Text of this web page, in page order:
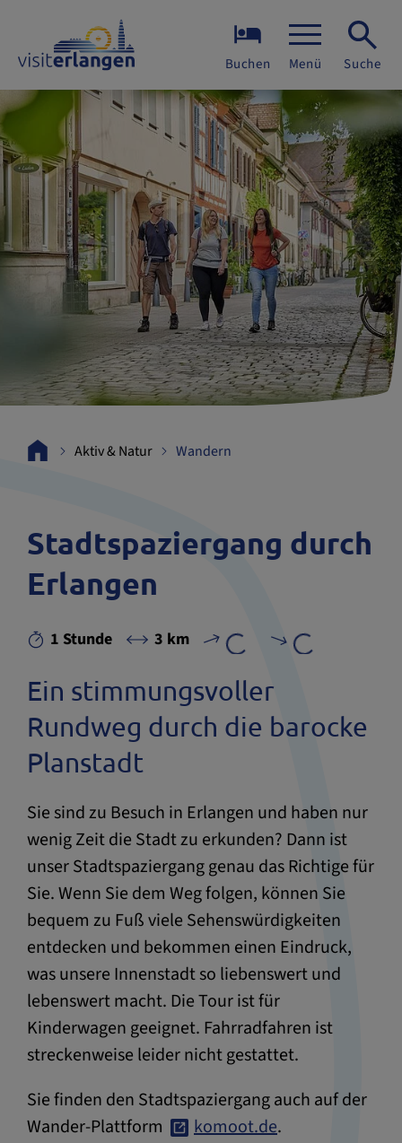
Buchen Menü Suche
Wandern
Aktiv & Natur
Stadtspaziergang durch
Erlangen
1 Stunde 3 km
Ein stimmungsvoller
Rundweg durch die barocke
Planstadt
Sie sind zu Besuch in Erlangen und haben nur
wenig Zeit die Stadt zu erkunden? Dann ist
unser Stadtspaziergang genau das Richtige für
Sie. Wenn Sie dem Weg folgen, können Sie
bequem zu Fuß viele Sehenswürdigkeiten
entdecken und bekommen einen Eindruck,
was unsere Innenstadt so liebenswert und
lebenswert macht. Die Tour ist für
Kinderwagen geeignet. Fahrradfahren ist
streckenweise leider nicht gestattet.
Sie finden den Stadtspaziergang auch auf der
Wander-Plattform
komoot.de.